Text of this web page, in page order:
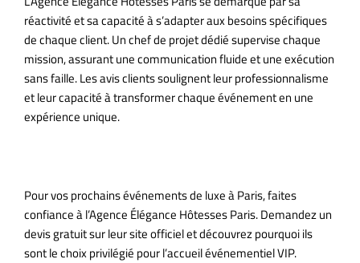
réactivité et sa capacité à s’adapter aux besoins spécifiques
de chaque client. Un chef de projet dédié supervise chaque
mission, assurant une communication fluide et une exécution
sans faille. Les avis clients soulignent leur professionnalisme
et leur capacité à transformer chaque événement en une
expérience unique.
Pour vos prochains événements de luxe à Paris, faites
confiance à l’Agence Élégance Hôtesses Paris. Demandez un
devis gratuit sur leur site officiel et découvrez pourquoi ils
sont le choix privilégié pour l’accueil événementiel VIP.